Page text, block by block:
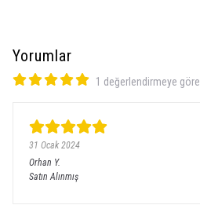
Yorumlar
1 değerlendirmeye göre
31 Ocak 2024
Orhan Y.
Satın Alınmış